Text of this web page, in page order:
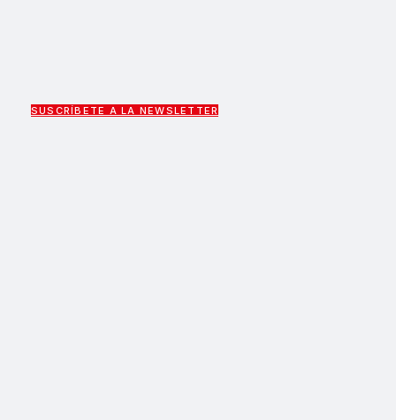
SUSCRÍBETE A LA NEWSLETTER